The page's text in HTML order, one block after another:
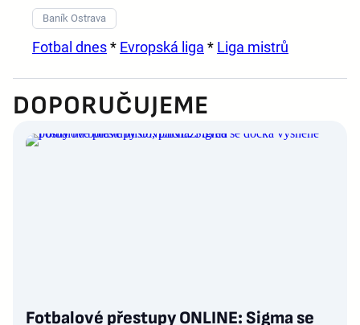
Baník Ostrava
Fotbal dnes* Evropská liga * Liga mistrů
DOPORUČUJEME
Fotbalové přestupy ONLINE: Sigma se